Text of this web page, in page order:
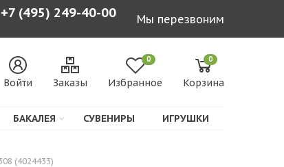
+7 (495) 249-40-00 Мы перезвоним
Войти Заказы
0
Избранное
0
Корзина
БАКАЛЕЯ СУВЕНИРЫ ИГРУШКИ
(4024433)